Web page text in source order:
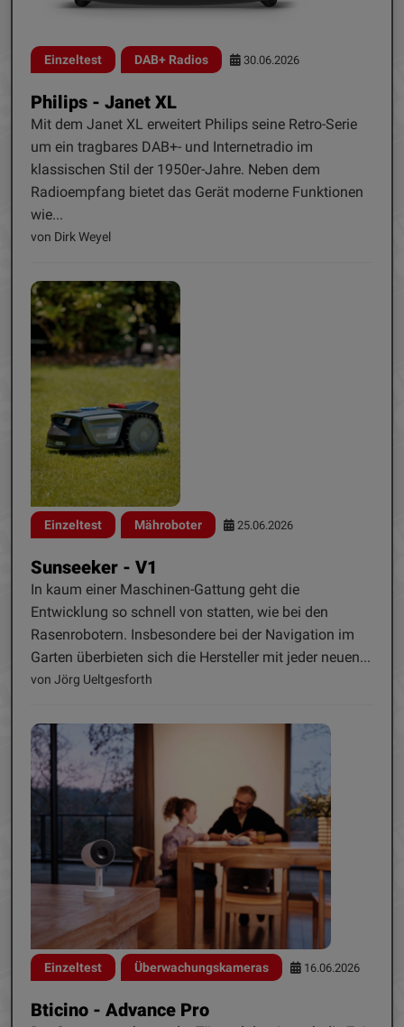
Einzeltest DAB+ Radios 30.06.2026
Philips - Janet XL
Mit dem Janet XL erweitert Philips seine Retro-Serie
um ein tragbares DAB+- und Internetradio im
klassischen Stil der 1950er-Jahre. Neben dem
Radioempfang bietet das Gerät moderne Funktionen
wie...
von Dirk Weyel
Einzeltest Mähroboter 25.06.2026
Sunseeker - V1
In kaum einer Maschinen-Gattung geht die
Entwicklung so schnell von statten, wie bei den
Rasenrobotern. Insbesondere bei der Navigation im
Garten überbieten sich die Hersteller mit jeder neuen...
von Jörg Ueltgesforth
Einzeltest Überwachungskameras 16.06.2026
Bticino - Advance Pro